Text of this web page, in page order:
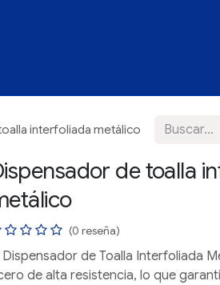
interfoliada metálico
de toalla
(0 reseña)
Dispensador de Toalla Interfoliada
de alta resistencia, lo que